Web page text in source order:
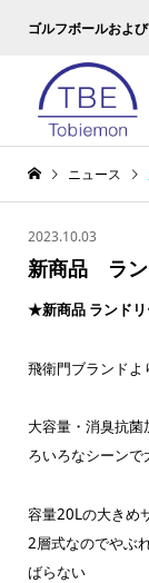
ゴルフボールおよ
ニュース
2023.10.03
新商品 ラン
★新商品 ランド
飛衛門ブランド
大容量・消臭抗
ろいろなシーンで
容量20Lの大きめ
2層式なのでやぶ
ばらない